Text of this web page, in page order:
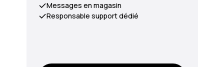
Messages en magasin
Responsable support dédié